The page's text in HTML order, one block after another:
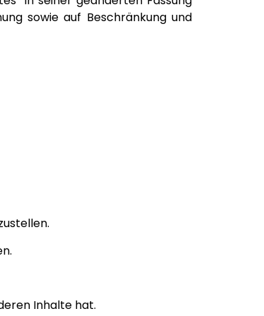
sowie auf Beschränkung und
Inhalte hat.